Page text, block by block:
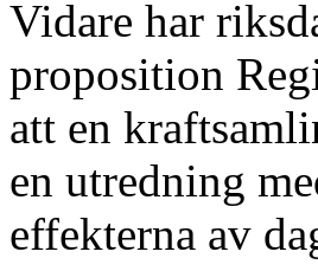
Vidare har
proposition
att en
en utredning
effekterna av